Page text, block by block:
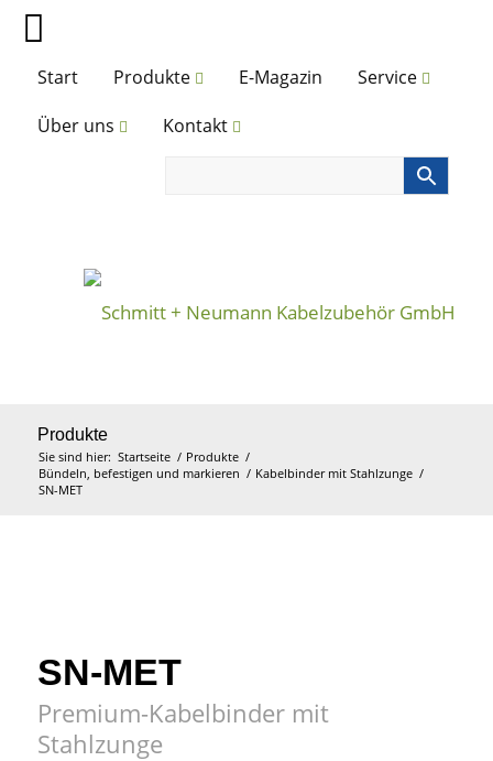
Start Produkte E-Magazin
Service
Über uns
Kontakt
Produkte
Sie sind hier: Startseite / Produkte /
Bündeln, befestigen und markieren / Kabelbinder mit Stahlzunge /
SN-MET
SN-MET
Premium-Kabelbinder mit
Stahlzunge